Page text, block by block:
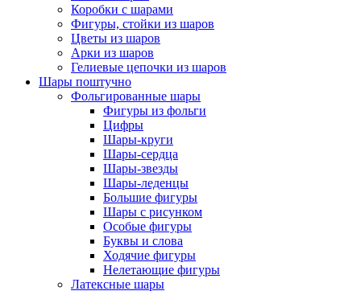
Коробки с шарами
Фигуры, стойки из шаров
Цветы из шаров
Арки из шаров
Гелиевые цепочки из шаров
Шары поштучно
Фольгированные шары
Фигуры из фольги
Цифры
Шары-круги
Шары-сердца
Шары-звезды
Шары-леденцы
Большие фигуры
Шары с рисунком
Особые фигуры
Буквы и слова
Ходячие фигуры
Нелетающие фигуры
Латексные шары